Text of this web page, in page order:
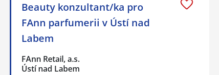
Beauty konzultant/ka pro
FAnn parfumerii v Ústí nad
Labem
FAnn Retail, a.s.
Ústí nad Labem